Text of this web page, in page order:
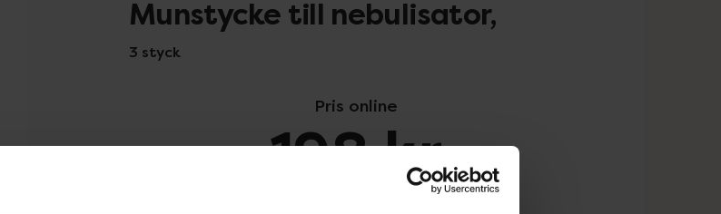
Munstycke till nebulisator,
3 styck
Pris online
198 kr